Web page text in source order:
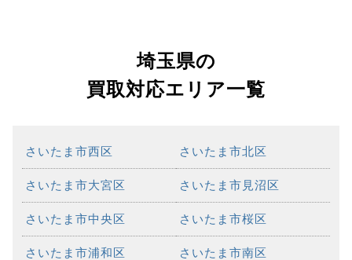
埼玉県の
買取対応エリア一覧
さいたま市西区 さいたま市北区
さいたま市大宮区 さいたま市見沼区
さいたま市中央区 さいたま市桜区
さいたま市浦和区 さいたま市南区